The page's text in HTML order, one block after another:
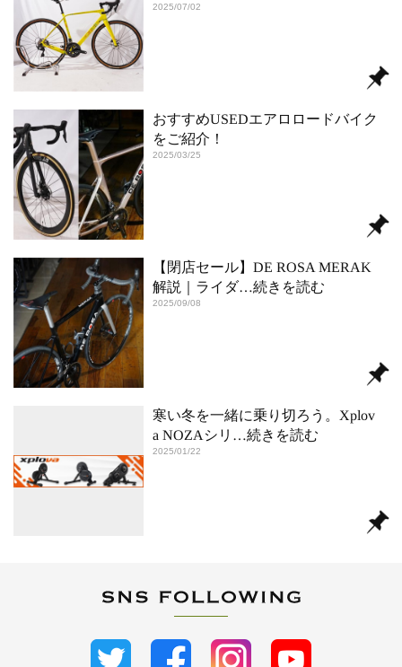
2025/07/02
おすすめUSEDエアロロードバイク
をご紹介！
2025/03/25
【閉店セール】DE ROSA MERAK
解説｜ライダ…続きを読む
2025/09/08
寒い冬を一緒に乗り切ろう。Xplov
a NOZAシリ …続きを読む
2025/01/22